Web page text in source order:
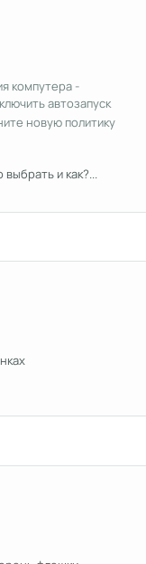
компутера -
автозапуск
новую политику
и как?...